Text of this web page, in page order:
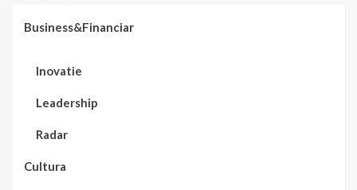
Business&Financiar
Inovatie
Leadership
Radar
Cultura